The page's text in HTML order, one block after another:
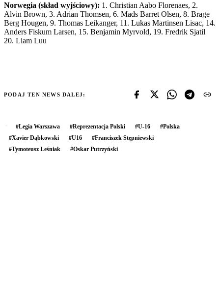
Norwegia (skład wyjściowy): 1. Christian Aabo Florenaes, 2.
Alvin Brown, 3. Adrian Thomsen, 6. Mads Barret Olsen, 8. Brage
Berg Hougen, 9. Thomas Leikanger, 11. Lukas Martinsen Lisac, 14.
Anders Fiskum Larsen, 15. Benjamin Myrvold, 19. Fredrik Sjatil
20. Liam Luu
PODAJ TEN NEWS DALEJ:
#Legia Warszawa #Reprezentacja Polski #U-16 #Polska
#Xavier Dąbkowski #U16 #Franciszek Stępniewski
#Tymoteusz Leśniak #Oskar Putrzyński